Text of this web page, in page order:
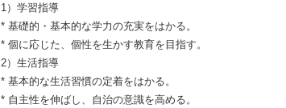
1）学習指導
* 基礎的・基本的な学力の充実をはかる。
* 個に応じた、個性を生かす教育を目指す。
2）生活指導
* 基本的な生活習慣の定着をはかる。
* 自主性を伸ばし、自治の意識を高める。